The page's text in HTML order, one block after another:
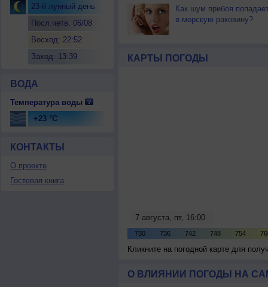
23-й лунный день
Посл.четв. 06/08
Восход: 22:52
Заход: 13:39
ВОДА
Температура воды
+23 °C
КОНТАКТЫ
О проекте
Гостевая книга
Как шум прибоя
в морскую раковину?
КАРТЫ ПОГОДЫ
Кликните на погодной карте для
О ВЛИЯНИИ ПОГОДЫ НА